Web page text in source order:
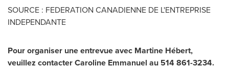
SOURCE : FEDERATION CANADIENNE DE L'ENTREPRISE
INDEPENDANTE
Pour organiser une entrevue avec Martine Hébert,
veuillez contacter Caroline Emmanuel au 514 861-3234.